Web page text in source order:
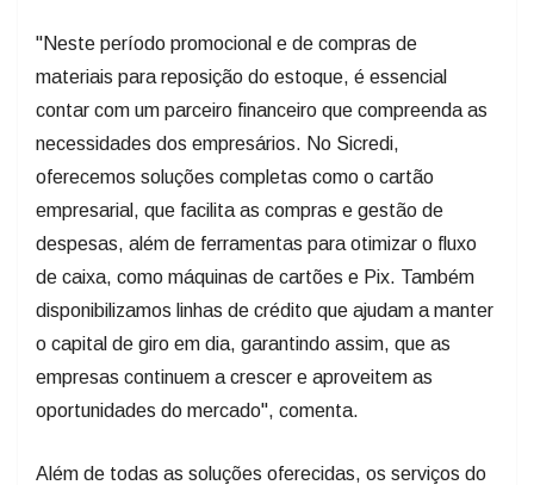
"Neste período promocional e de compras de
materiais para reposição do estoque, é essencial
contar com um parceiro financeiro que compreenda as
necessidades dos empresários. No Sicredi,
oferecemos soluções completas como o cartão
empresarial, que facilita as compras e gestão de
despesas, além de ferramentas para otimizar o fluxo
de caixa, como máquinas de cartões e Pix. Também
disponibilizamos linhas de crédito que ajudam a manter
o capital de giro em dia, garantindo assim, que as
empresas continuem a crescer e aproveitem as
oportunidades do mercado", comenta.
Além de todas as soluções oferecidas, os serviços do